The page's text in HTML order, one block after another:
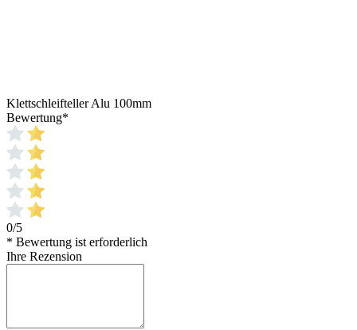
Klettschleifteller Alu 100mm
Bewertung*
0/5
* Bewertung ist erforderlich
Ihre Rezension